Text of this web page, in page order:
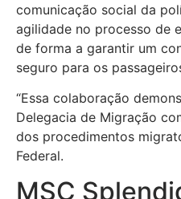
comunicação social da
agilidade no processo de
de forma a garantir um
seguro para os
“Essa colaboração
Delegacia de Migração
dos procedimentos
Federal.
MSC